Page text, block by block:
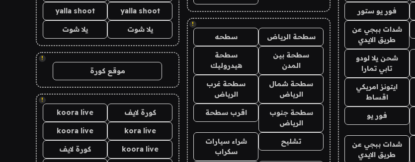
فور يو ستور
شدات ببجي عن
طريق الايدي
شحن يلا لودو
تابي تمارا
ايتونز امريكي
اقساط
فور يو
شدات ببجي عن
طريق الايدي
!
سطحة الرياض سطحه
سطحة بين
المدن
سطحة
هيدروليك
سطحة شمال
الرياض
سطحة غرب
الرياض
سطحة جنوب
الرياض
اقرب سطحة
تشليح
شراء سيارات
سكراب
yalla shoot
yalla shoot
يلا شوت يلا شوت
!
موقع كورة
!
كورة لايف koora live
kora live
koora live
koora live كورة لايف